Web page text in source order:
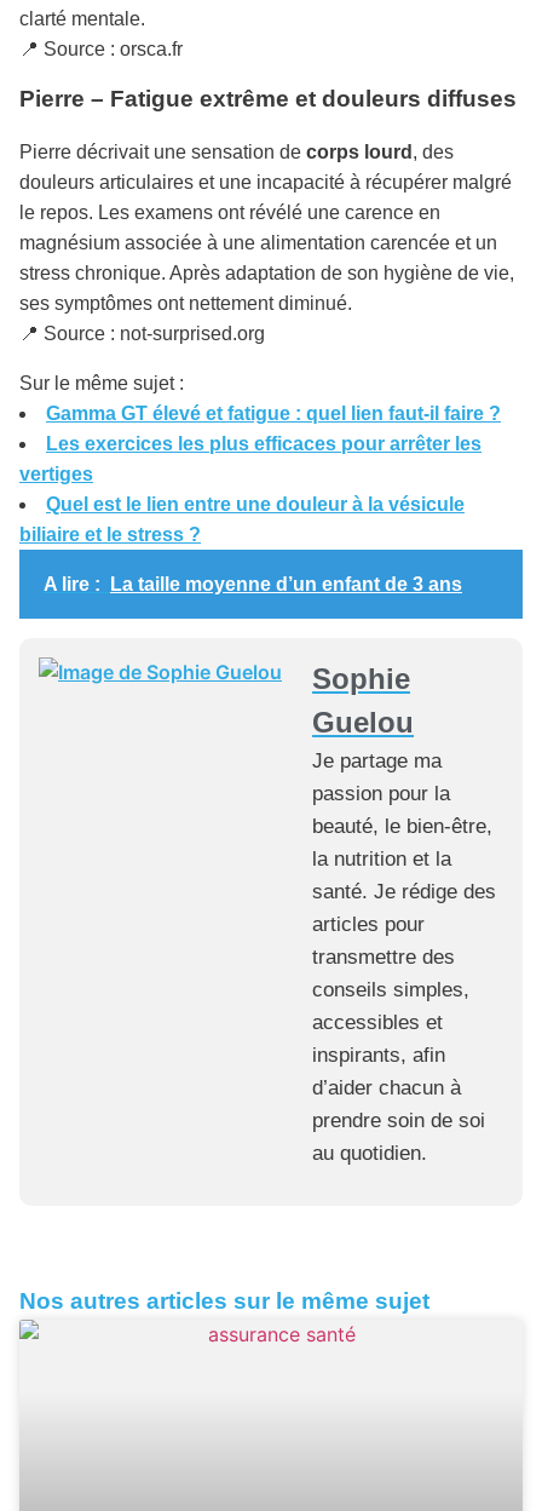
clarté mentale.
📍 Source : orsca.fr
Pierre – Fatigue extrême et douleurs diffuses
Pierre décrivait une sensation de corps lourd , des
douleurs articulaires et une incapacité à récupérer malgré
le repos. Les examens ont révélé une carence en
magnésium associée à une alimentation carencée et un
stress chronique. Après adaptation de son hygiène de vie,
ses symptômes ont nettement diminué.
📍 Source : not-surprised.org
Sur le même sujet :
Gamma GT élevé et fatigue : quel lien faut-il faire ?
Les exercices les plus efficaces pour arrêter les
vertiges
Quel est le lien entre une douleur à la vésicule
biliaire et le stress ?
A lire : La taille moyenne d’un enfant de 3 ans
Sophie
Guelou
Je partage ma
passion pour la
beauté, le bien-être,
la nutrition et la
santé. Je rédige des
articles pour
transmettre des
conseils simples,
accessibles et
inspirants, afin
d’aider chacun à
prendre soin de soi
au quotidien.
Nos autres articles sur le même sujet